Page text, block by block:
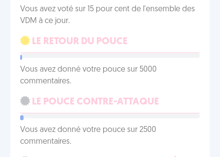
Vous avez voté sur 15 pour cent de l'ensemble des
VDM à ce jour.
LE RETOUR DU POUCE
Vous avez donné votre pouce sur 5000
commentaires.
LE POUCE CONTRE-ATTAQUE
Vous avez donné votre pouce sur 2500
commentaires.